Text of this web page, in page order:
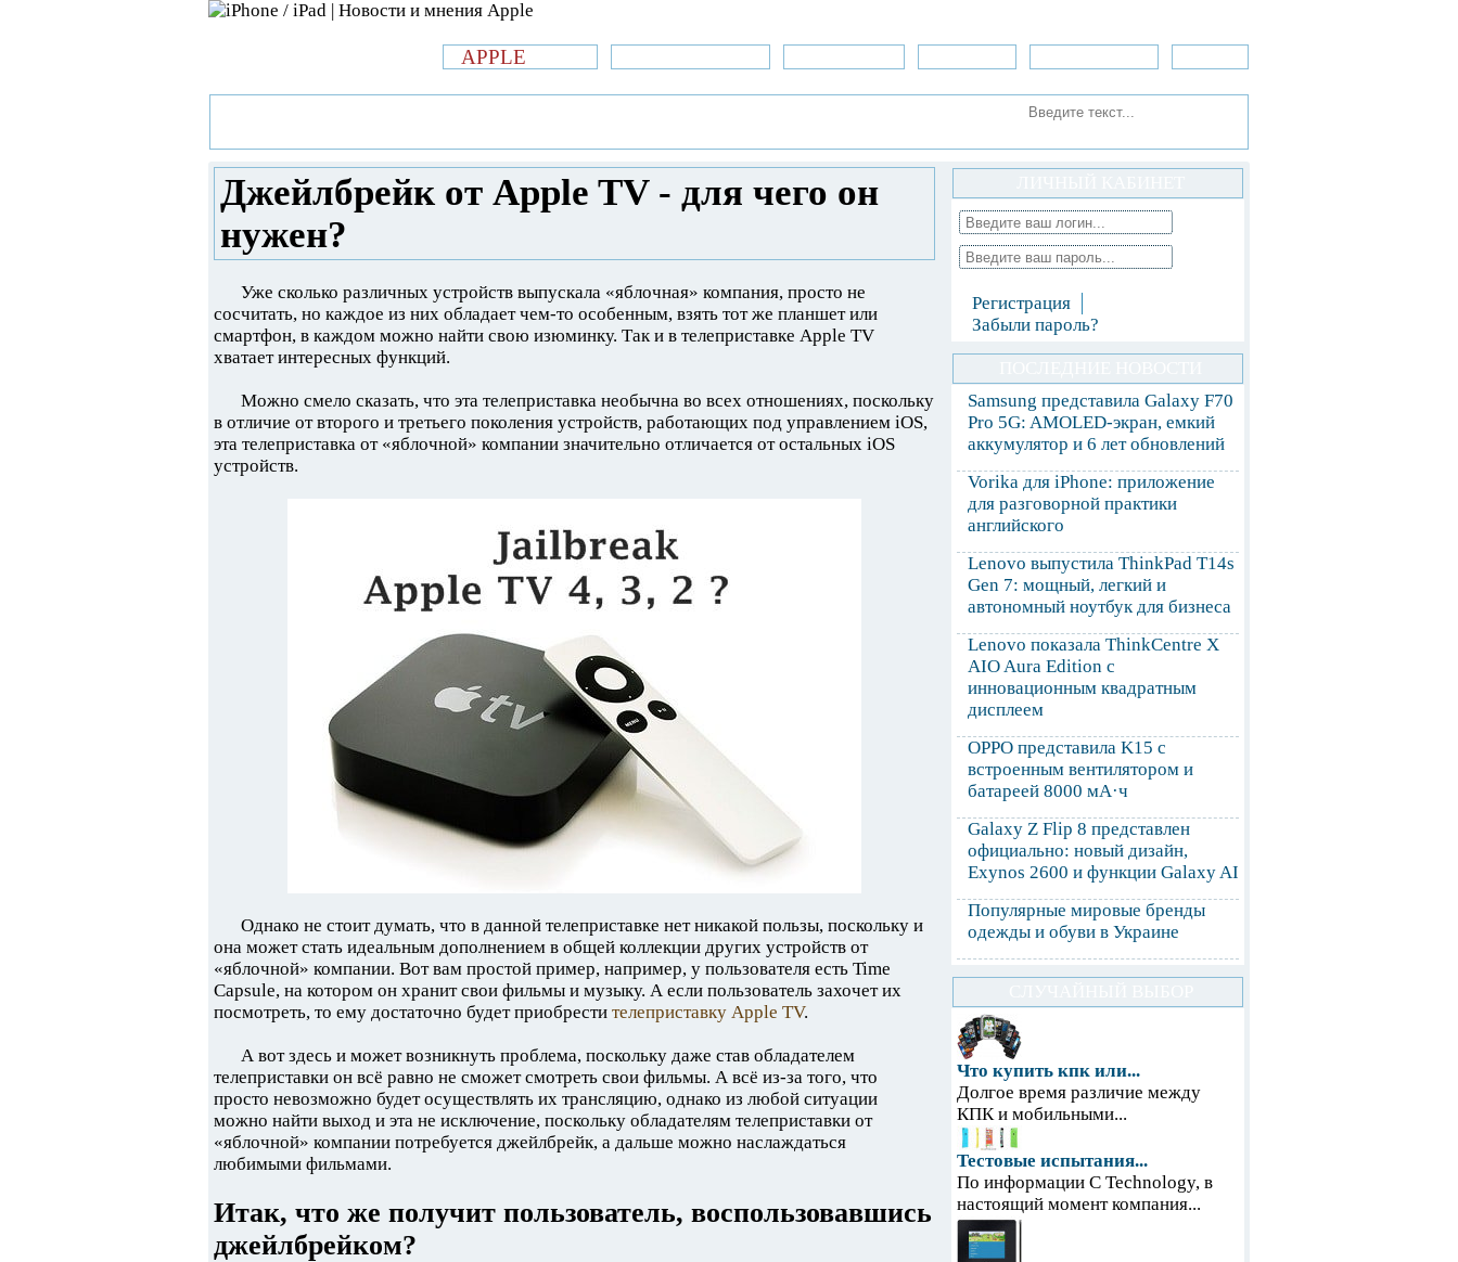
APPLE
Джейлбрейк от Apple TV - для чего он
нужен?
Уже сколько различных устройств выпускала «яблочная» компания, просто не
сосчитать, но каждое из них обладает чем-то особенным, взять тот же планшет или
смартфон, в каждом можно найти свою изюминку. Так и в телеприставке Apple TV
хватает интересных функций.
Можно смело сказать, что эта телеприставка необычна во всех отношениях, поскольку
в отличие от второго и третьего поколения устройств, работающих под управлением iOS,
эта телеприставка от «яблочной» компании значительно отличается от остальных iOS
устройств.
Однако не стоит думать, что в данной телеприставке нет никакой пользы, поскольку и
она может стать идеальным дополнением в общей коллекции других устройств от
«яблочной» компании. Вот вам простой пример, например, у пользователя есть Time
Capsule, на котором он хранит свои фильмы и музыку. А если пользователь захочет их
посмотреть, то ему достаточно будет приобрести телеприставку Apple TV.
А вот здесь и может возникнуть проблема, поскольку даже став обладателем
телеприставки он всё равно не сможет смотреть свои фильмы. А всё из-за того, что
просто невозможно будет осуществлять их трансляцию, однако из любой ситуации
можно найти выход и эта не исключение, поскольку обладателям телеприставки от
«яблочной» компании потребуется джейлбрейк, а дальше можно наслаждаться
любимыми фильмами.
Итак, что же получит пользователь, воспользовавшись
джейлбрейком?
Регистрация
Забыли пароль?
Samsung представила Galaxy F70
Pro 5G: AMOLED-экран, емкий
аккумулятор и 6 лет обновлений
Vorika для iPhone: приложение
для разговорной практики
английского
Lenovo выпустила ThinkPad T14s
Gen 7: мощный, легкий и
автономный ноутбук для бизнеса
Lenovo показала ThinkCentre X
AIO Aura Edition с
инновационным квадратным
дисплеем
OPPO представила K15 с
встроенным вентилятором и
батареей 8000 мА·ч
Galaxy Z Flip 8 представлен
официально: новый дизайн,
Exynos 2600 и функции Galaxy AI
Популярные мировые бренды
одежды и обуви в Украине
Что купить кпк или...
Долгое время различие между
КПК и мобильными...
Тестовые испытания...
По информации С Technology, в
настоящий момент компания...